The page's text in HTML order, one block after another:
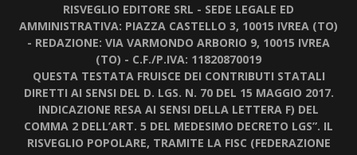
RISVEGLIO EDITORE SRL - SEDE LEGALE ED
AMMINISTRATIVA: PIAZZA CASTELLO 3, 10015 IVREA (TO)
- REDAZIONE: VIA VARMONDO ARBORIO 9, 10015 IVREA
(TO) - C.F./P.IVA: 11820870019
QUESTA TESTATA FRUISCE DEI CONTRIBUTI STATALI
DIRETTI AI SENSI DEL D. LGS. N. 70 DEL 15 MAGGIO 2017.
INDICAZIONE RESA AI SENSI DELLA LETTERA F) DEL
COMMA 2 DELL’ART. 5 DEL MEDESIMO DECRETO LGS”. IL
RISVEGLIO POPOLARE, TRAMITE LA FISC (FEDERAZIONE